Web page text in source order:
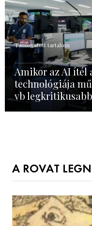
Támogatott tartalom
Amikor az AI ítél
technológiája
vb
A ROVAT